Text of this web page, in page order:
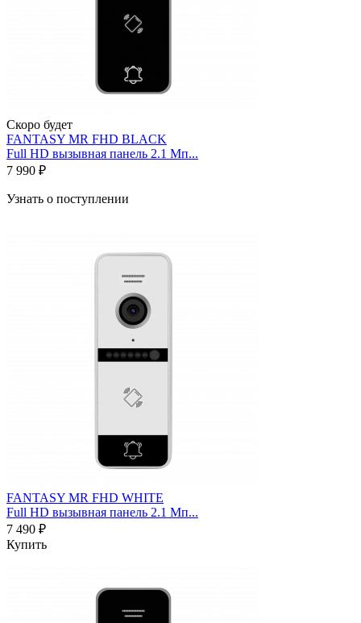
Скоро будет
FANTASY MR FHD BLACK
Full HD вызывная панель 2.1 Мп...
7 990 ₽
Узнать о поступлении
FANTASY MR FHD WHITE
Full HD вызывная панель 2.1 Мп...
7 490 ₽
Купить